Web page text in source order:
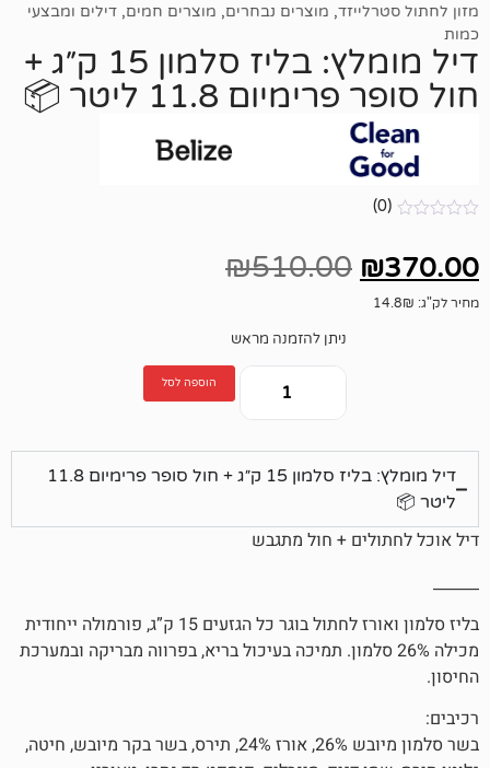
, מוצרים נבחרים,מוצרים חמים,דילים ומבצעי
דיל מומלץ: בליז סלמון 15 ק״ג +
11.8 ליטר 📦
₪510.00
הוספה לסל
דיל מומלץ: בליז סלמון 15 ק״ג + חול סופר פרימיום 11.8
+ חול מתגבש
בליז סלמון ואורז לחתול בוגר כל הגזעים 15 ק”ג, פורמולה ייחודית
26% סלמון. תמיכה בעיכול בריא, בפרווה מבריקה ובמערכת
בשר סלמון מיובש 26%, אורז 24%, תירס, בשר בקר מיובש, חיטה,